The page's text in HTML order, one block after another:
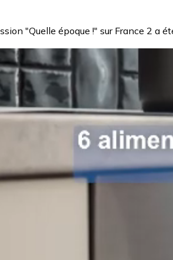
"Quelle époque !" sur France 2 a